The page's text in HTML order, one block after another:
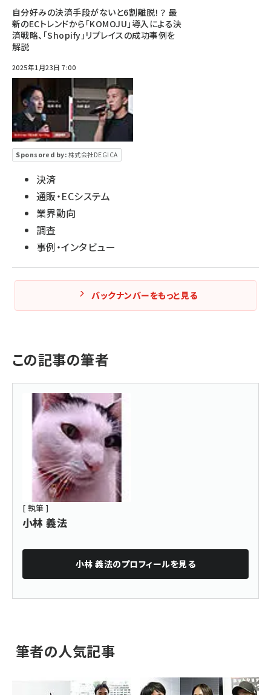
自分好みの決済手段がないと6割離脱！？ 最
新のECトレンドから「KOMOJU」導入による決
済戦略、「Shopify」リプレイスの成功事例を
解説
2025年1月23日 7:00
Sponsored by: 株式会社DEGICA
決済
通販・ECシステム
業界動向
調査
事例・インタビュー
バックナンバーをもっと見る
この記事の筆者
[ 執筆 ]
小林 義法
小林 義法のプロフィールを見る
筆者の人気記事